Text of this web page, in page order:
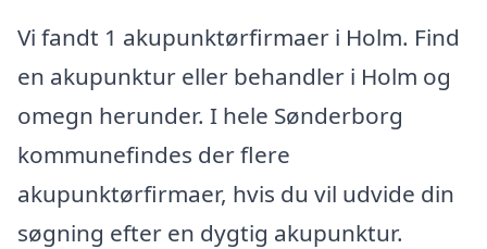
Vi fandt 1 akupunktørfirmaer i Holm. Find
en akupunktur eller behandler i Holm og
omegn herunder. I hele Sønderborg
kommunefindes der flere
akupunktørfirmaer, hvis du vil udvide din
søgning efter en dygtig akupunktur.